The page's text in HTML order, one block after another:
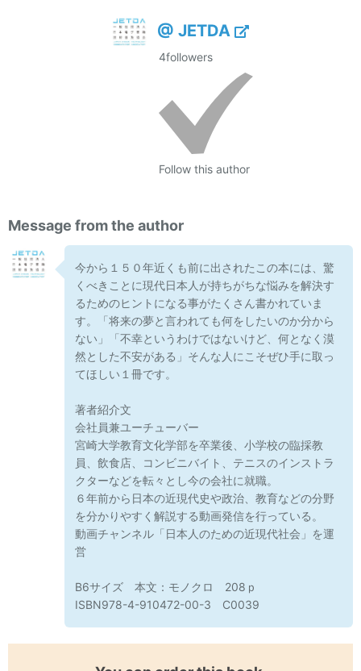
@ JETDA
4followers
Follow this author
Message from the author
今から１５０年近くも前に出されたこの本には、驚
くべきことに現代日本人が持ちがちな悩みを解決す
るためのヒントになる事がたくさん書かれていま
す。「将来の夢と言われても何をしたいのか分から
ない」「不幸というわけではないけど、何となく漠
然とした不安がある」そんな人にこそぜひ手に取っ
てほしい１冊です。
著者紹介文
会社員兼ユーチューバー
宮崎大学教育文化学部を卒業後、小学校の臨採教
員、飲食店、コンビニバイト、テニスのインストラ
クターなどを転々とし今の会社に就職。
６年前から日本の近現代史や政治、教育などの分野
を分かりやすく解説する動画発信を行っている。
動画チャンネル「日本人のための近現代社会」を運
営
B6サイズ 本文：モノクロ 208ｐ
ISBN978-4-910472-00-3 C0039